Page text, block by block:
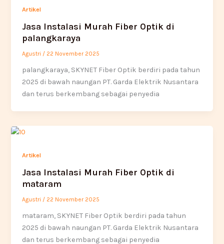
Artikel
Jasa Instalasi Murah Fiber Optik di
palangkaraya
Agustri / 22 November 2025
palangkaraya, SKYNET Fiber Optik berdiri pada tahun
2025 di bawah naungan PT. Garda Elektrik Nusantara
dan terus berkembang sebagai penyedia
Artikel
Jasa Instalasi Murah Fiber Optik di
mataram
Agustri / 22 November 2025
mataram, SKYNET Fiber Optik berdiri pada tahun
2025 di bawah naungan PT. Garda Elektrik Nusantara
dan terus berkembang sebagai penyedia